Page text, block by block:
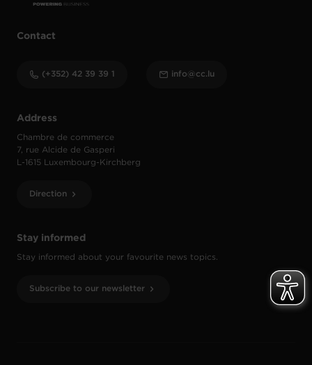
Stay informed
Stay informed about your favourite news topics.
Subscribe to our newsletter
Address
Chambre de commerce
7, rue Alcide de Gasperi
L-1615 Luxembourg-Kirchberg
Direction
Contact
(+352) 42 39 39 1 info@cc.lu